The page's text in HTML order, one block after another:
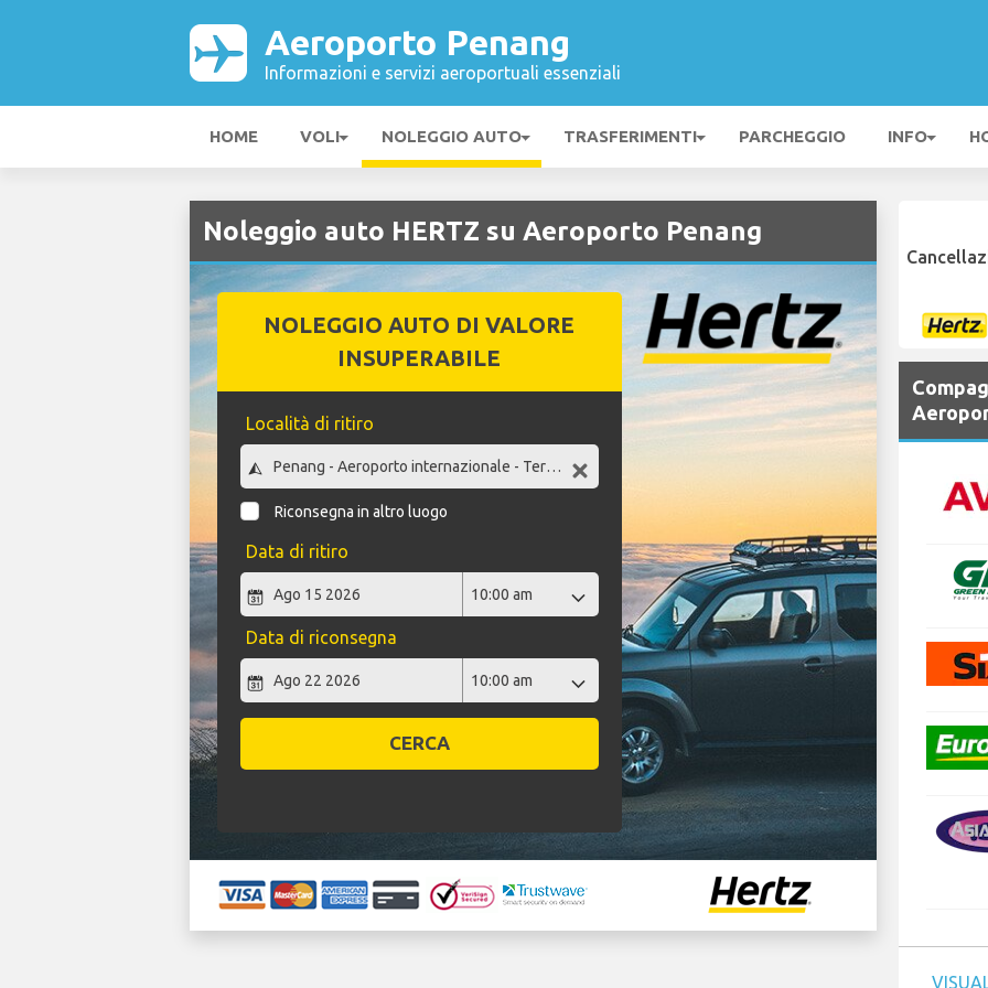
Aeroporto Penang
Informazioni e servizi aeroportuali essenziali
HOME VOLI NOLEGGIO AUTO TRASFERIMENTI PARCHEGGIO INFO
Noleggio auto HERTZ su Aeroporto Penang
NOLEGGIO AUTO DI VALORE
INSUPERABILE
Località di ritiro
Riconsegna in altro luogo
Data di ritiro
Data di riconsegna
CERCA